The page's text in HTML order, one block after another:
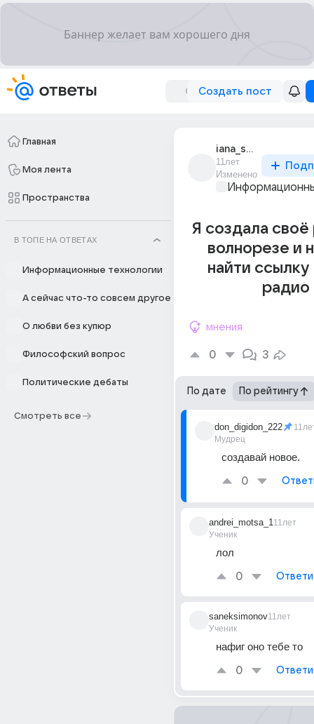
Создать пост
Главная
Моя лента
Пространства
В ТОПЕ НА ОТВЕТАХ
Информационные технологии
А сейчас что-то совсем другое
О любви без купюр
Философский вопрос
Политические дебаты
Смотреть все
iana_sukhanova_50
11лет
Изменено
Я создала своё
волнорезе и
найти
радио
мнения
0 3
По дате По рейтингу
don_digidon_222
Мудрец
создавай новое.
0
andrei_motsa_1
Ученик
11лет
лол
0
saneksimonov
Ученик
11лет
нафиг оно тебе то
0